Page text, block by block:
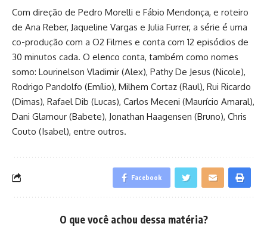
Com direção de Pedro Morelli e Fábio Mendonça, e roteiro
de Ana Reber, Jaqueline Vargas e Julia Furrer, a série é uma
co-produção com a O2 Filmes e conta com 12 episódios de
30 minutos cada. O elenco conta, também como nomes
somo: Lourinelson Vladimir (Alex), Pathy De Jesus (Nicole),
Rodrigo Pandolfo (Emílio), Milhem Cortaz (Raul), Rui Ricardo
(Dimas), Rafael Dib (Lucas), Carlos Meceni (Maurício Amaral),
Dani Glamour (Babete), Jonathan Haagensen (Bruno), Chris
Couto (Isabel), entre outros.
Facebook
O que você achou dessa matéria?